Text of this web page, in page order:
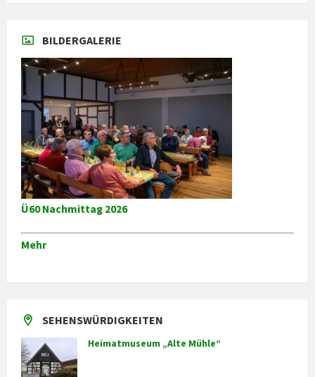
BILDERGALERIE
Ü60 Nachmittag 2026
Mehr
SEHENSWÜRDIGKEITEN
Heimatmuseum „Alte Mühle“